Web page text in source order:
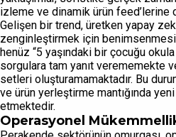
izleme ve dinamik ürün feed’lerine
Gelişen bir trend, üretken yapay
zenginleştirmek için
henüz “5 yaşındaki bir çocuğu
sorgulara tam yanıt verememekte
setleri oluşturamamaktadır. Bu
ve ürün yerleştirme mantığında
etmektedir.
Operasyonel